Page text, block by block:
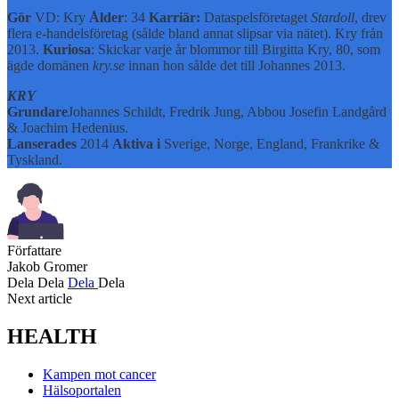
Gör VD: Kry Ålder: 34 Karriär: Dataspelsföretaget Stardoll, drev
flera e-handelsföretag (sålde bland annat slipsar via nätet). Kry från
2013. Kuriosa: Skickar varje år blommor till Birgitta Kry, 80, som
ägde domänen kry.se innan hon sålde det till Johannes 2013.
KRY
GrundareJohannes Schildt, Fredrik Jung, Abbou Josefin Landgård
& Joachim Hedenius.
Lanserades 2014 Aktiva i Sverige, Norge, England, Frankrike &
Tyskland.
Författare
Jakob Gromer
Dela Dela Dela Dela
Next article
HEALTH
Kampen mot cancer
Hälsoportalen